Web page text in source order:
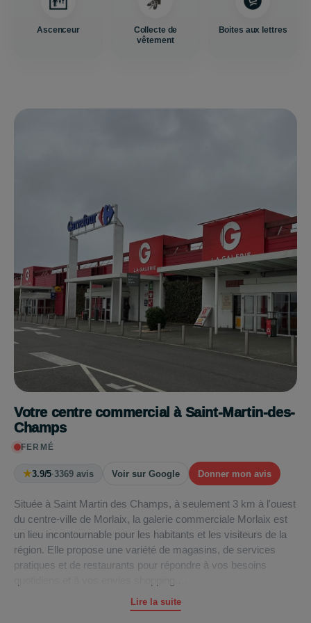
Ascenceur
Collecte de
vêtement
Boites aux lettres
Votre centre commercial à Saint-Martin-des-
Champs
FERMÉ
★3.9/5·3369 avis Voir sur Google Donner mon avis
Située à Saint Martin des Champs, à seulement 3 km à l'ouest
du centre-ville de Morlaix, la galerie commerciale Morlaix est
un lieu incontournable pour les habitants et les visiteurs de la
région. Elle propose une variété de magasins, de services
pratiques et de restaurants pour répondre à vos besoins
Carrefouroffre une gamme complète de
Lire la suite